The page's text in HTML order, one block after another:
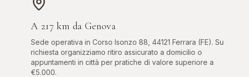
A 217 km da Genova
Sede operativa in Corso Isonzo 88, 44121 Ferrara (FE). Su
richiesta organizziamo ritiro assicurato a domicilio o
appuntamenti in città per pratiche di valore superiore a
€5.000.